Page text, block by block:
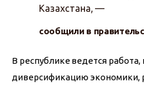
Казахстана, —
сообщили в
В республике ведется
диверсификацию экономики,